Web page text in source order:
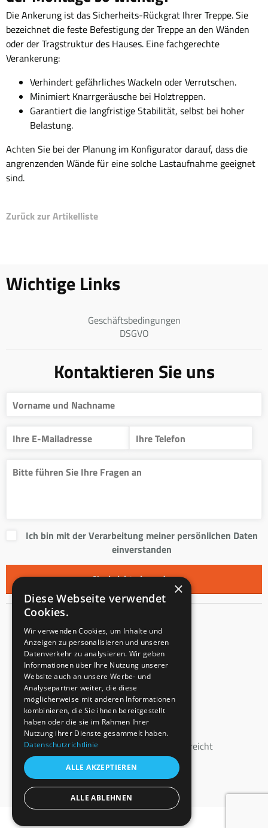
Die Ankerung ist das Sicherheits-Rückgrat Ihrer Treppe. Sie
bezeichnet die feste Befestigung der Treppe an den Wänden
oder der Tragstruktur des Hauses. Eine fachgerechte
Verankerung:
Verhindert gefährliches Wackeln oder Verrutschen.
Minimiert Knarrgeräusche bei Holztreppen.
Garantiert die langfristige Stabilität, selbst bei hoher
Belastung.
Achten Sie bei der Planung im Konfigurator darauf, dass die
angrenzenden Wände für eine solche Lastaufnahme geeignet
sind.
Zurück zur Artikelliste
Wichtige Links
Geschäftsbedingungen
DSGVO
Kontaktieren Sie uns
Ich bin mit der Verarbeitung meiner persönlichen Daten
einverstanden
Kontakt
Innentreppen s.r.o.
Mladoňovice 65
PLZ: 675 32
Tschechien
USt-IdNr.: CZ23855991
Eingangsvermerk: C 147862
beim Bezirksgericht Brünn eingereicht
+43 664 160 46 40
info@innen-treppen.de
×
Diese Webseite verwendet
Cookies.
Wir verwenden Cookies, um Inhalte und
Anzeigen zu personalisieren und unseren
Datenverkehr zu analysieren. Wir geben
Informationen über Ihre Nutzung unserer
Website auch an unsere Werbe- und
Analysepartner weiter, die diese
möglicherweise mit anderen Informationen
kombinieren, die Sie ihnen bereitgestellt
haben oder die sie im Rahmen Ihrer
Nutzung ihrer Dienste gesammelt haben.
Datenschutzrichtlinie
ALLE AKZEPTIEREN
ALLE ABLEHNEN